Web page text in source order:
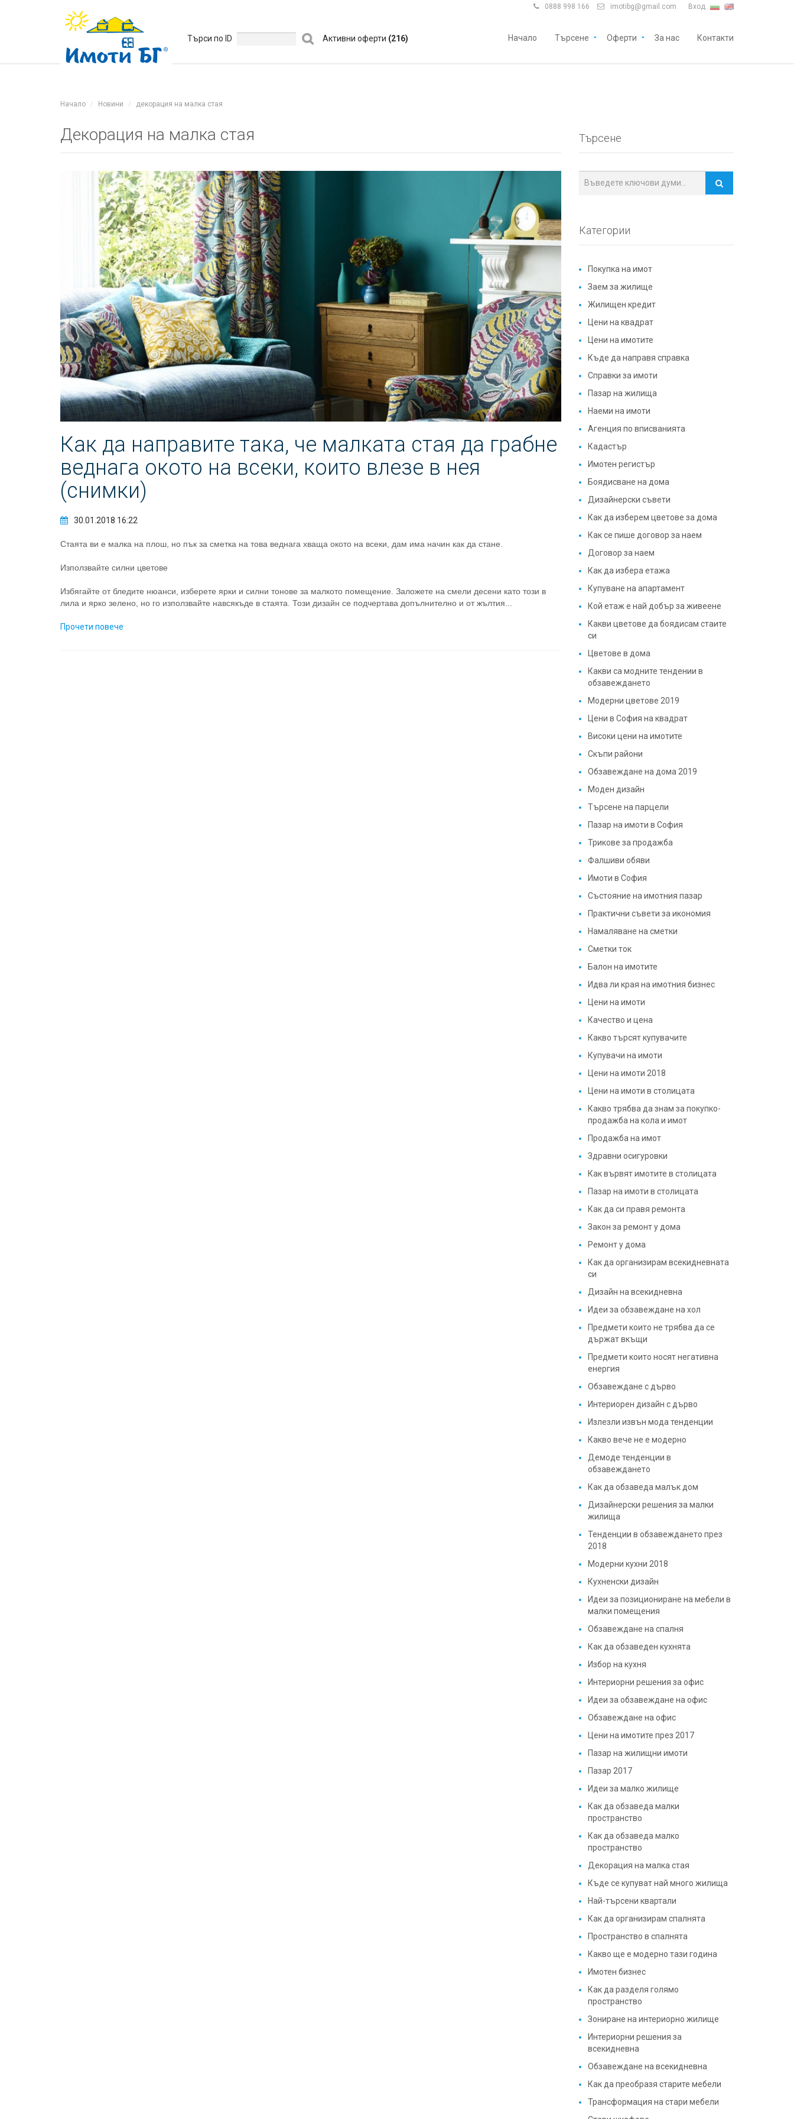
 0888 998 166  imotibg@gmail.com Вход
Търси по ID Активни оферти (216) Начало Търсене Оферти За нас Контакти
Начало Новини декорация на малка стая
Декорация на малка стая
Как да направите така, че малката стая да грабне
веднага окото на всеки, които влезе в нея
(снимки)
30.01.2018 16:22
Стаята ви е малка на плош, но пък за сметка на това веднага хваща окото на всеки, дам има начин как да стане.
Използвайте силни цветове
Избягайте от бледите нюанси, изберете ярки и силни тонове за малкото помещение. Заложете на смели десени като този в
лила и ярко зелено, но го използвайте навсякъде в стаята. Този дизайн се подчертава допълнително и от жълтия...
Прочети повече
Търсене
Категории
Покупка на имот
Заем за жилище
Жилищен кредит
Цени на квадрат
Цени на имотите
Къде да направя справка
Справки за имоти
Пазар на жилища
Наеми на имоти
Агенция по вписванията
Кадастър
Имотен регистър
Боядисване на дома
Дизайнерски съвети
Как да изберем цветове за дома
Как се пише договор за наем
Договор за наем
Как да избера етажа
Купуване на апартамент
Кой етаж е най добър за живеене
Какви цветове да боядисам стаите
си
Цветове в дома
Какви са модните тендении в
обзавеждането
Модерни цветове 2019
Цени в София на квадрат
Високи цени на имотите
Скъпи райони
Обзавеждане на дома 2019
Моден дизайн
Търсене на парцели
Пазар на имоти в София
Трикове за продажба
Фалшиви обяви
Имоти в София
Състояние на имотния пазар
Практични съвети за икономия
Намаляване на сметки
Сметки ток
Балон на имотите
Идва ли края на имотния бизнес
Цени на имоти
Качество и цена
Какво търсят купувачите
Купувачи на имоти
Цени на имоти 2018
Цени на имоти в столицата
Какво трябва да знам за покупко-
продажба на кола и имот
Продажба на имот
Здравни осигуровки
Как вървят имотите в столицата
Пазар на имоти в столицата
Как да си правя ремонта
Закон за ремонт у дома
Ремонт у дома
Как да организирам всекидневната
си
Дизайн на всекидневна
Идеи за обзавеждане на хол
Предмети които не трябва да се
държат вкъщи
Предмети които носят негативна
енергия
Обзавеждане с дърво
Интериорен дизайн с дърво
Излезли извън мода тенденции
Какво вече не е модерно
Демоде тенденции в
обзавеждането
Как да обзаведа малък дом
Дизайнерски решения за малки
жилища
Тенденции в обзавеждането през
2018
Модерни кухни 2018
Кухненски дизайн
Идеи за позициониране на мебели в
малки помещения
Обзавеждане на спалня
Как да обзаведен кухнята
Избор на кухня
Интериорни решения за офис
Идеи за обзавеждане на офис
Обзавеждане на офис
Цени на имотите през 2017
Пазар на жилищни имоти
Пазар 2017
Идеи за малко жилище
Как да обзаведа малки
пространство
Как да обзаведа малко
пространство
Декорация на малка стая
Къде се купуват най много жилища
Най-търсени квартали
Как да организирам спалнята
Пространство в спалнята
Какво ще е модерно тази година
Имотен бизнес
Как да разделя голямо
пространство
Зониране на интериорно жилище
Интериорни решения за
всекидневна
Обзавеждане на всекидневна
Как да преобразя старите мебели
Трансформация на стари мебели